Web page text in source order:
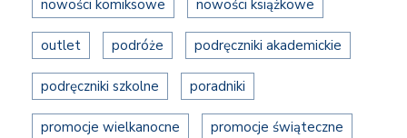
nowości komiksowe nowości książkowe
outlet podróże podręczniki akademickie
podręczniki szkolne poradniki
promocje wielkanocne promocje świąteczne